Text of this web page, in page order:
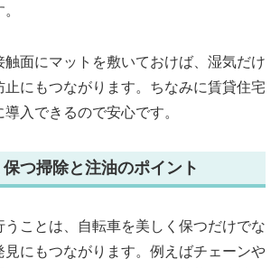
触面にマットを敷いておけば、湿気だけ
止にもつながります。ちなみに賃貸住宅
入できるので安心です。
つ掃除と注油のポイント
うことは、自転車を美しく保つだけでな
見にもつながります。例えばチェーンや